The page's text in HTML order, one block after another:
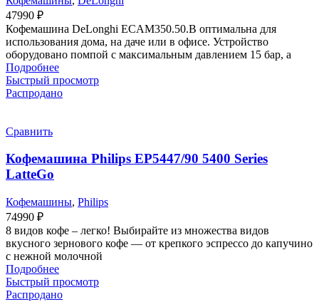
47990 ₽
Кофемашина DeLonghi ECAM350.50.B оптимальна для
использования дома, на даче или в офисе. Устройство
оборудовано помпой с максимальным давлением 15 бар, а
Подробнее
Быстрый просмотр
Распродано
Сравнить
Кофемашина Philips EP5447/90 5400 Series
LatteGo
Кофемашины, Philips
74990 ₽
8 видов кофе – легко! Выбирайте из множества видов
вкусного зернового кофе — от крепкого эспрессо до капучино
с нежной молочной
Подробнее
Быстрый просмотр
Распродано